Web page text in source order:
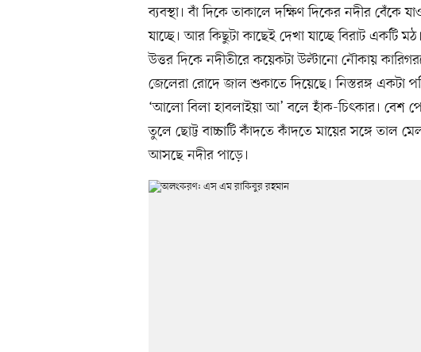
ব্যবস্থা। বাঁ দিকে তাকালে দক্ষিণ দিকের নদীর বেঁকে
যাচ্ছে। আর কিছুটা কাছেই দেখা যাচ্ছে বিরাট একটি
উত্তর দিকে নদীতীরে কয়েকটা উল্টানো নৌকায়
জেলেরা রোদে জাল শুকাতে দিয়েছে। নিস্তরঙ্গ একটা
‘আলো বিলা হাবলাইয়া আ’ বলে হাঁক-চিৎকার।
তুলে ছোট্ট বাচ্চাটি কাঁদতে কাঁদতে মায়ের সঙ্গে তাল
আসছে নদীর পাড়ে।